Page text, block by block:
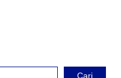
Cari